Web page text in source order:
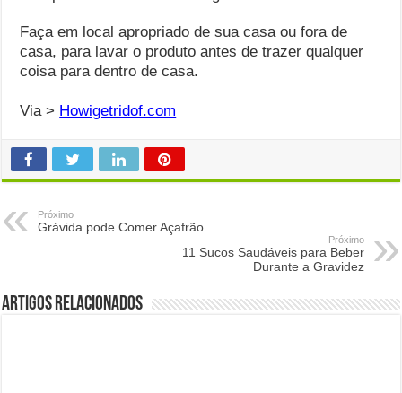
Faça em local apropriado de sua casa ou fora de
casa, para lavar o produto antes de trazer qualquer
coisa para dentro de casa.
Via > Howigetridof.com
Próximo
Grávida pode Comer Açafrão
Próximo
11 Sucos Saudáveis para Beber
Durante a Gravidez
Artigos Relacionados